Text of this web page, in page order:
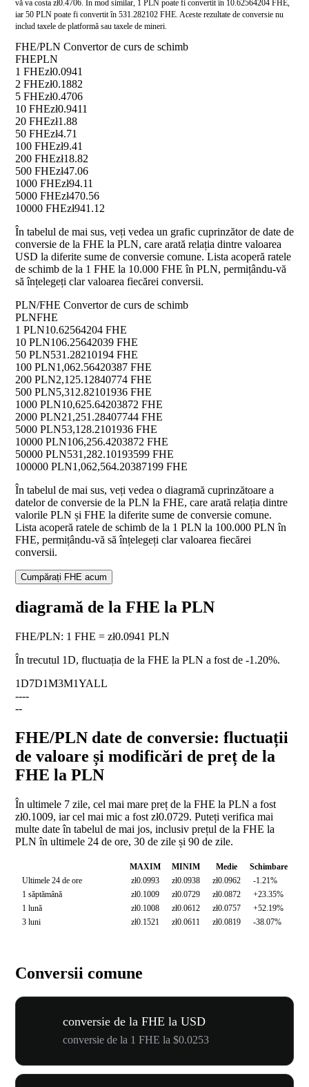
vă va costa zł0.4706. În mod similar, 1 PLN poate fi convertit în 10.62564204 FHE,
iar 50 PLN poate fi convertit în 531.282102 FHE. Aceste rezultate de conversie nu
includ taxele de platformă sau taxele de mineri.
FHE/PLN Convertor de curs de schimb
FHEPLN
1 FHEzł0.0941
2 FHEzł0.1882
5 FHEzł0.4706
10 FHEzł0.9411
20 FHEzł1.88
50 FHEzł4.71
100 FHEzł9.41
200 FHEzł18.82
500 FHEzł47.06
1000 FHEzł94.11
5000 FHEzł470.56
10000 FHEzł941.12
În tabelul de mai sus, veți vedea un grafic cuprinzător de date de
conversie de la FHE la PLN, care arată relația dintre valoarea
USD la diferite sume de conversie comune. Lista acoperă ratele
de schimb de la 1 FHE la 10.000 FHE în PLN, permițându-vă
să înțelegeți clar valoarea fiecărei conversii.
PLN/FHE Convertor de curs de schimb
PLNFHE
1 PLN10.62564204 FHE
10 PLN106.25642039 FHE
50 PLN531.28210194 FHE
100 PLN1,062.56420387 FHE
200 PLN2,125.12840774 FHE
500 PLN5,312.82101936 FHE
1000 PLN10,625.64203872 FHE
2000 PLN21,251.28407744 FHE
5000 PLN53,128.2101936 FHE
10000 PLN106,256.4203872 FHE
50000 PLN531,282.10193599 FHE
100000 PLN1,062,564.20387199 FHE
În tabelul de mai sus, veți vedea o diagramă cuprinzătoare a
datelor de conversie de la PLN la FHE, care arată relația dintre
valorile PLN și FHE la diferite sume de conversie comune.
Lista acoperă ratele de schimb de la 1 PLN la 100.000 PLN în
FHE, permițându-vă să înțelegeți clar valoarea fiecărei
conversii.
Cumpărați FHE acum
diagramă de la FHE la PLN
FHE/PLN: 1 FHE = zł0.0941 PLN
În trecutul 1D, fluctuația de la FHE la PLN a fost de -1.20%.
1D7D1M3M1YALL
----
--
FHE/PLN date de conversie: fluctuații
de valoare și modificări de preț de la
FHE la PLN
În ultimele 7 zile, cel mai mare preț de la FHE la PLN a fost
zł0.1009, iar cel mai mic a fost zł0.0729. Puteți verifica mai
multe date în tabelul de mai jos, inclusiv prețul de la FHE la
PLN în ultimele 24 de ore, 30 de zile și 90 de zile.
MAXIM MINIM Medie
Schimbare
Ultimele 24 de ore
zł0.0993 zł0.0938 zł0.0962
-1.21%
1 săptămână
zł0.1009 zł0.0729 zł0.0872
+23.35%
1 lună
zł0.1008 zł0.0612 zł0.0757
+52.19%
3 luni
zł0.1521 zł0.0611 zł0.0819 -38.07%
Conversii comune
conversie de la FHE la USD
conversie de la 1 FHE la $0.0253